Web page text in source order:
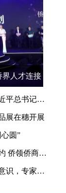
界人才连接
【梅州】基层侨务工作者认真学习贯彻习近平总书记关于侨务工作重要指示精神
展在穗开展
圆”
【广州】海珠区超13亿元侨资项目集中签约 侨领侨商变身投资海珠推荐官
【江门】侨乡视域下铸牢中华民族共同体意识，专家学者献“金点子”